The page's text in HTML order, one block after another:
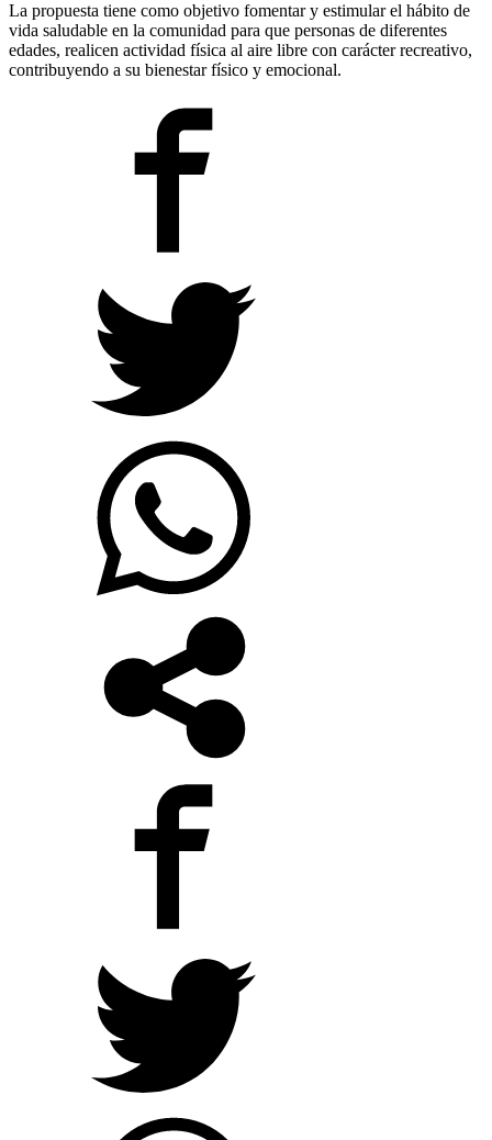
La propuesta tiene como objetivo fomentar y estimular el hábito de
vida saludable en la comunidad para que personas de diferentes
edades, realicen actividad física al aire libre con carácter recreativo,
contribuyendo a su bienestar físico y emocional.